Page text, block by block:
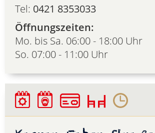
Tel: 0421 8353033
Öffnungszeiten:
Mo. bis Sa. 06:00 - 18:00 Uhr
So. 07:00 - 11:00 Uhr